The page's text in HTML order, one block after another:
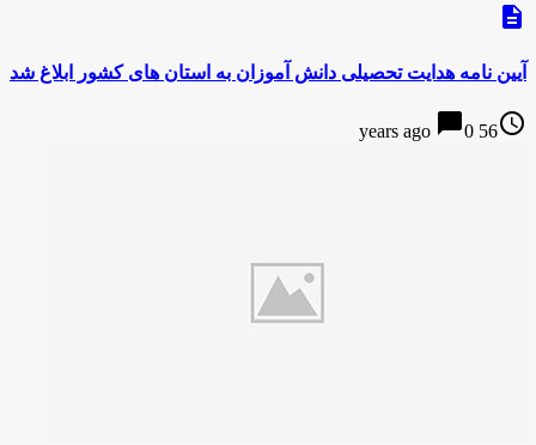
description
آیین نامه هدایت تحصیلی دانش آموزان به استان های كشور ابلاغ شد
access_time
56 years ago
chat_bubble0